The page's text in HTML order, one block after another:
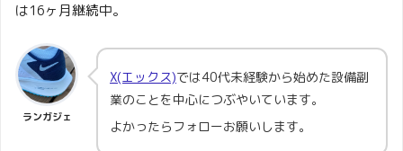
は16ヶ月継続中。
ランガジェ
X(エックス)では40代未経験から始めた設備副
業のことを中心につぶやいています。
よかったらフォローお願いします。